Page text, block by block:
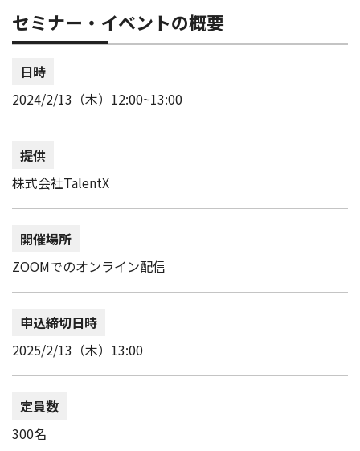
セミナー・イベントの概要
日時
2024/2/13（木）12:00~13:00
提供
株式会社TalentX
開催場所
ZOOMでのオンライン配信
申込締切日時
2025/2/13（木）13:00
定員数
300名